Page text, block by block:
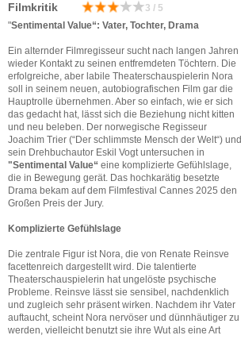
Filmkritik 3 / 5
"Sentimental Value“: Vater, Tochter, Drama
Ein alternder Filmregisseur sucht nach langen Jahren
wieder Kontakt zu seinen entfremdeten Töchtern. Die
erfolgreiche, aber labile Theaterschauspielerin Nora
soll in seinem neuen, autobiografischen Film gar die
Hauptrolle übernehmen. Aber so einfach, wie er sich
das gedacht hat, lässt sich die Beziehung nicht kitten
und neu beleben. Der norwegische Regisseur
Joachim Trier (“Der schlimmste Mensch der Welt“) und
sein Drehbuchautor Eskil Vogt untersuchen in
"Sentimental Value“ eine komplizierte Gefühlslage,
die in Bewegung gerät. Das hochkarätig besetzte
Drama bekam auf dem Filmfestival Cannes 2025 den
Großen Preis der Jury.
Komplizierte Gefühlslage
Die zentrale Figur ist Nora, die von Renate Reinsve
facettenreich dargestellt wird. Die talentierte
Theaterschauspielerin hat ungelöste psychische
Probleme. Reinsve lässt sie sensibel, nachdenklich
und zugleich sehr präsent wirken. Nachdem ihr Vater
auftaucht, scheint Nora nervöser und dünnhäutiger zu
werden, vielleicht benutzt sie ihre Wut als eine Art